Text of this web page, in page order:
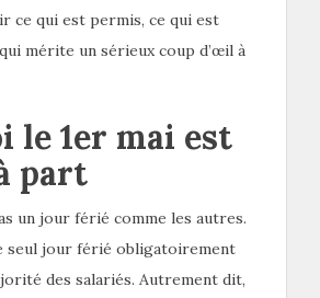
ce qui est permis, ce qui est
mérite un sérieux coup d’œil à
le 1er mai est
part
un jour férié comme les autres.
seul jour férié obligatoirement
des salariés. Autrement dit,